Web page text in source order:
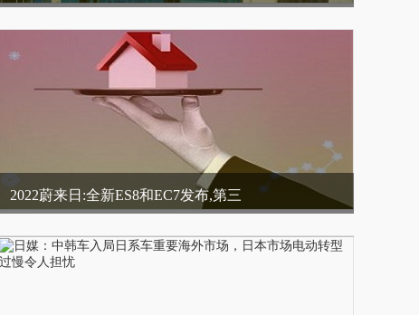
2022蔚来日:全新ES8和EC7发布,第三